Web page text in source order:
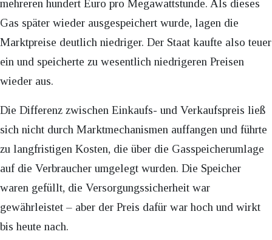
mehreren hundert Euro pro Megawattstunde. Als dieses
Gas später wieder ausgespeichert wurde, lagen die
Marktpreise deutlich niedriger. Der Staat kaufte also teuer
ein und speicherte zu wesentlich niedrigeren Preisen
wieder aus.
Die Differenz zwischen Einkaufs- und Verkaufspreis ließ
sich nicht durch Marktmechanismen auffangen und führte
zu langfristigen Kosten, die über die Gasspeicherumlage
auf die Verbraucher umgelegt wurden. Die Speicher
waren gefüllt, die Versorgungssicherheit war
gewährleistet – aber der Preis dafür war hoch und wirkt
bis heute nach.